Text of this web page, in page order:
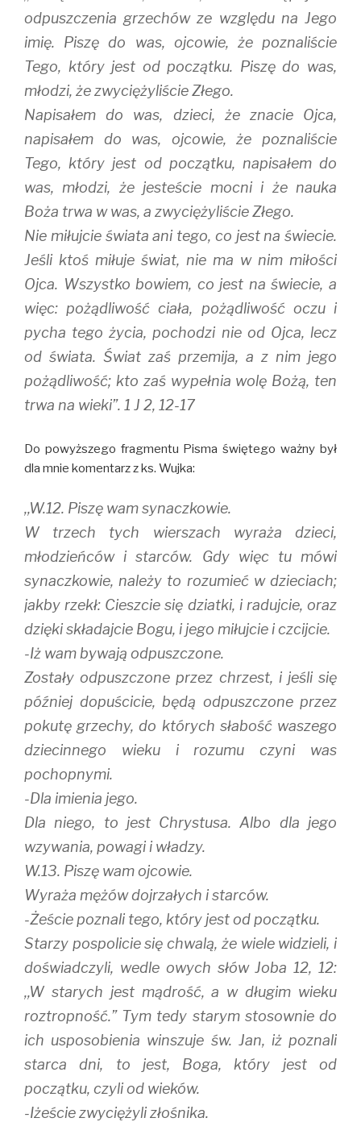
w
i
n
o
)
w
w
i
d
w
i
n
d
w
odpuszczenia grzechów ze względu na Jego
imię. Piszę do was, ojcowie, że poznaliście
Tego, który jest od początku. Piszę do was,
młodzi, że zwyciężyliście Złego.
Napisałem do was, dzieci, że znacie Ojca,
napisałem do was, ojcowie, że poznaliście
Tego, który jest od początku, napisałem do
was, młodzi, że jesteście mocni i że nauka
Boża trwa w was, a zwyciężyliście Złego.
Nie miłujcie świata ani tego, co jest na świecie.
Jeśli ktoś miłuje świat, nie ma w nim miłości
Ojca. Wszystko bowiem, co jest na świecie, a
więc: pożądliwość ciała, pożądliwość oczu i
pycha tego życia, pochodzi nie od Ojca, lecz
od świata. Świat zaś przemija, a z nim jego
pożądliwość; kto zaś wypełnia wolę Bożą, ten
trwa na wieki”. 1 J 2, 12-17
Do powyższego fragmentu Pisma świętego ważny był
dla mnie komentarz z ks. Wujka:
,,W.12. Piszę wam synaczkowie.
W trzech tych wierszach wyraża dzieci,
młodzieńców i starców. Gdy więc tu mówi
synaczkowie, należy to rozumieć w dzieciach;
jakby rzekł: Cieszcie się dziatki, i radujcie, oraz
dzięki składajcie Bogu, i jego miłujcie i czcijcie.
-Iż wam bywają odpuszczone.
Zostały odpuszczone przez chrzest, i jeśli się
później dopuścicie, będą odpuszczone przez
pokutę grzechy, do których słabość waszego
dziecinnego wieku i rozumu czyni was
pochopnymi.
-Dla imienia jego.
Dla niego, to jest Chrystusa. Albo dla jego
wzywania, powagi i władzy.
W.13. Piszę wam ojcowie.
Wyraża mężów dojrzałych i starców.
-Żeście poznali tego, który jest od początku.
Starzy pospolicie się chwalą, że wiele widzieli, i
doświadczyli, wedle owych słów Joba 12, 12:
,,W starych jest mądrość, a w długim wieku
roztropność.” Tym tedy starym stosownie do
ich usposobienia winszuje św. Jan, iż poznali
starca dni, to jest, Boga, który jest od
początku, czyli od wieków.
-Iżeście zwyciężyli złośnika.